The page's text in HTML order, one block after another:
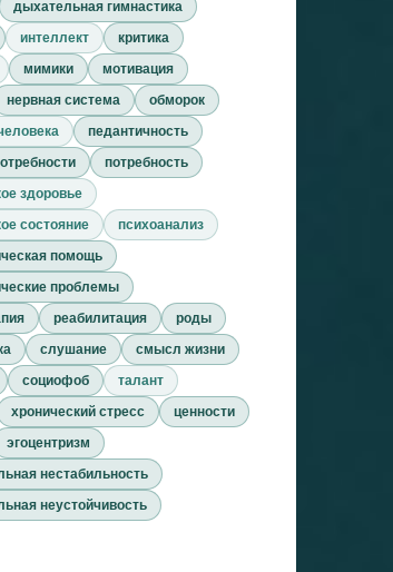
дыхательная гимнастика
интеллект
критика
мимики
мотивация
нервная система
обморок
педантичность
потребность
здоровье
состояние
психоанализ
помощь
проблемы
реабилитация
роды
слушание
смысл жизни
социофоб
талант
хронический стресс
ценности
эгоцентризм
нестабильность
неустойчивость